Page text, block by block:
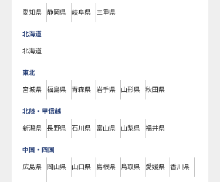
愛知県 静岡県 岐阜県 三重県
北海道
北海道
東北
宮城県 福島県 青森県 岩手県 山形県 秋田県
北陸・甲信越
新潟県 長野県 石川県 富山県 山梨県 福井県
中国・四国
広島県 岡山県 山口県 島根県 鳥取県 愛媛県 香川県